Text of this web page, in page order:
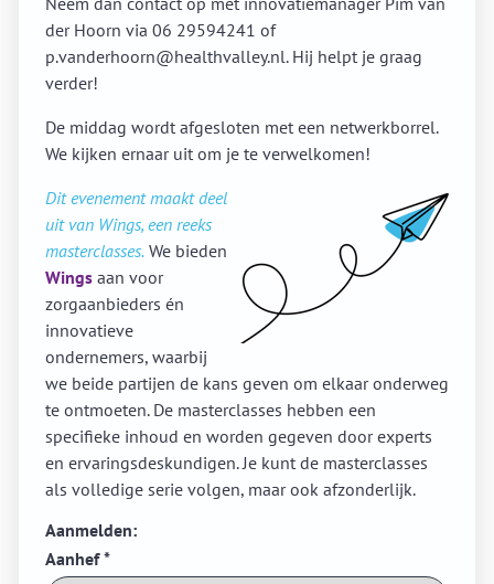
der Hoorn via 06 29594241 of
p.vanderhoorn@healthvalley.nl. Hij helpt je graag
verder!
De middag wordt afgesloten met een netwerkborrel.
We kijken ernaar uit om je te verwelkomen!
Dit evenement maakt deel
uit van Wings, een reeks
masterclasses. We bieden
Wings aan voor
zorgaanbieders én
innovatieve
ondernemers, waarbij
we beide partijen de kans geven om elkaar onderweg
te ontmoeten. De masterclasses hebben een
specifieke inhoud en worden gegeven door experts
en ervaringsdeskundigen. Je kunt de masterclasses
als volledige serie volgen, maar ook afzonderlijk.
Aanmelden:
Aanhef*